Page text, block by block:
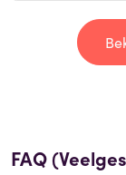
FAQ